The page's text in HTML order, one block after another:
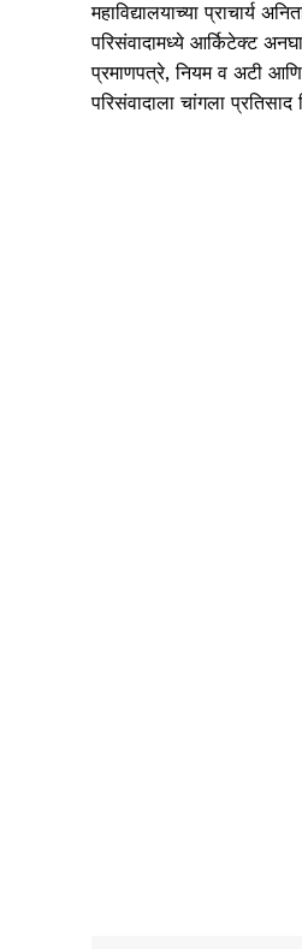
महाविद्यालयाच्या प्राचार्य
परिसंवादामध्ये आर्किटेक्ट
प्रमाणपत्रे, नियम व अटी आणि
परिसंवादाला चांगला प्रतिसाद